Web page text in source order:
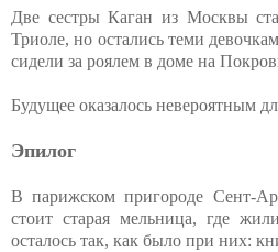
Две сестры Каган из Москвы
Триоле, но остались теми
сидели за роялем в доме на
Будущее оказалось невероятным
Эпилог
В парижском пригороде Сент-
стоит старая мельница, где
осталось так, как было при них: